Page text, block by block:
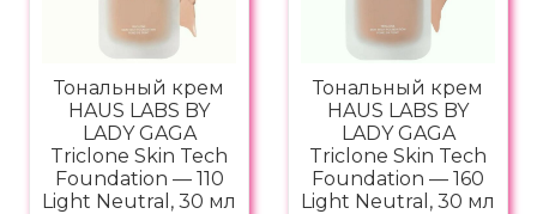
Тональный крем
HAUS LABS BY
LADY GAGA
Triclone Skin Tech
Foundation — 110
Light Neutral, 30 мл
Тональный крем
HAUS LABS BY
LADY GAGA
Triclone Skin Tech
Foundation — 160
Light Neutral, 30 мл